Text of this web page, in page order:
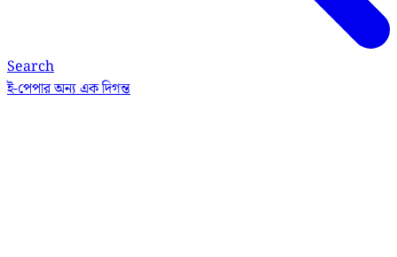
Search
ই-পেপারঅন্য এক দিগন্ত